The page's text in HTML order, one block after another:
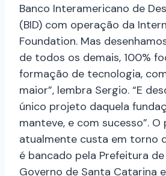
Banco Interamericano de
(BID) com operação da
Foundation. Mas
de todos os demais, 100%
formação de tecnologia,
maior”, lembra Sergio. “E
único projeto daquela
manteve, e com sucesso”.
atualmente custa em torno
é bancado pela Prefeitura de
Governo de Santa Catarina